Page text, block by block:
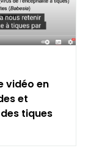
vidéo en
et
tiques